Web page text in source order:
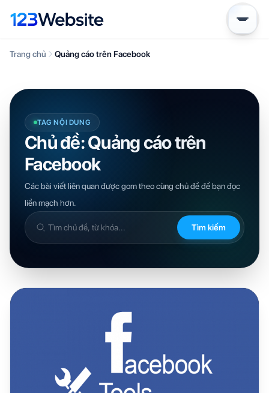
Trang chủ Quảng cáo trên Facebook
TAG NỘI DUNG
Chủ đề: Quảng cáo trên
Facebook
Các bài viết liên quan được gom theo cùng chủ đề để bạn đọc
liền mạch hơn.
Tìm
trong
thức
Tìm kiếm